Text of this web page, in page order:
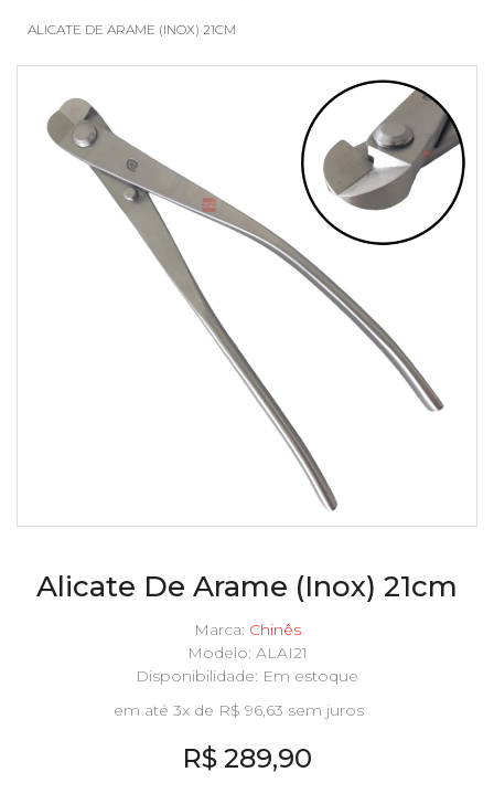
ALICATE DE ARAME (INOX) 21CM
Alicate De Arame (Inox) 21cm
Marca: Chinês
Modelo: ALAI21
Disponibilidade: Em estoque
R$ 289,90
em até 3x de R$ 96,63 sem juros